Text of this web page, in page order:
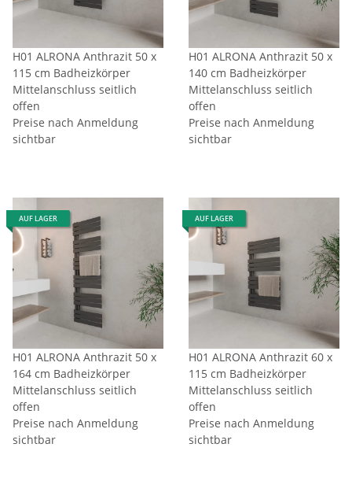
H01 ALRONA Anthrazit 50 x
115 cm Badheizkörper
Mittelanschluss seitlich
offen
Preise nach Anmeldung
sichtbar
H01 ALRONA Anthrazit 50 x
140 cm Badheizkörper
Mittelanschluss seitlich
offen
Preise nach Anmeldung
sichtbar
AUF LAGER
H01 ALRONA Anthrazit 50 x
164 cm Badheizkörper
Mittelanschluss seitlich
offen
Preise nach Anmeldung
sichtbar
AUF LAGER
H01 ALRONA Anthrazit 60 x
115 cm Badheizkörper
Mittelanschluss seitlich
offen
Preise nach Anmeldung
sichtbar